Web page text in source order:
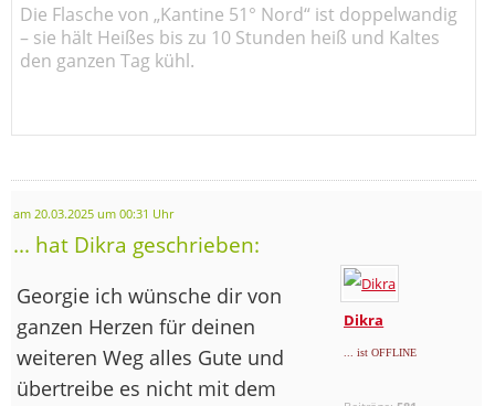
Die Flasche von „Kantine 51° Nord“ ist doppelwandig
– sie hält Heißes bis zu 10 Stunden heiß und Kaltes
den ganzen Tag kühl.
am 20.03.2025 um 00:31 Uhr
... hat Dikra geschrieben:
Dikra
... ist OFFLINE
Georgie ich wünsche dir von
ganzen Herzen für deinen
weiteren Weg alles Gute und
übertreibe es nicht mit dem